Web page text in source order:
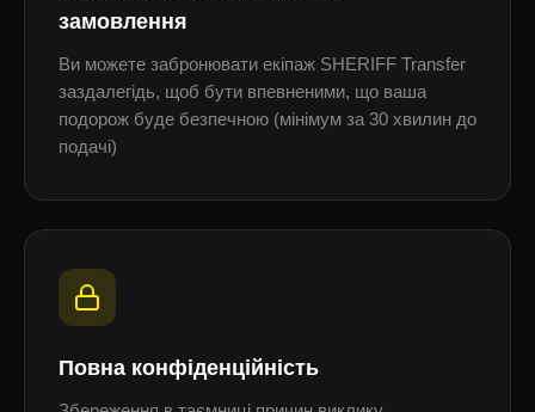
замовлення
Ви можете забронювати екіпаж SHERIFF Transfer
заздалегідь, щоб бути впевненими, що ваша
подорож буде безпечною (мінімум за 30 хвилин до
подачі)
Повна конфіденційність